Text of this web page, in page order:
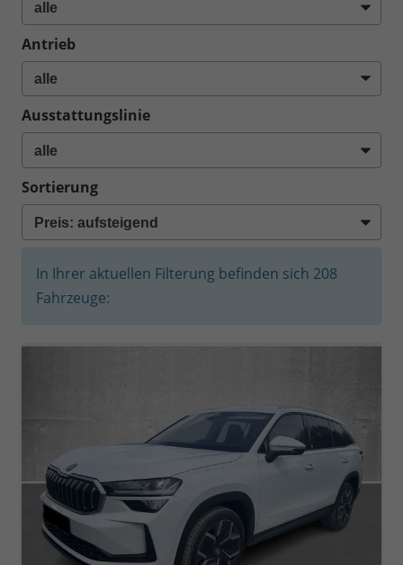
Antrieb
Ausstattungslinie
Sortierung
In Ihrer aktuellen Filterung befinden sich 208
Fahrzeuge: